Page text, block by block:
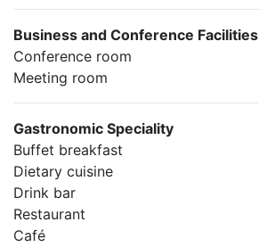
Business and Conference Facilities
Conference room
Meeting room
Gastronomic Speciality
Buffet breakfast
Dietary cuisine
Drink bar
Restaurant
Café